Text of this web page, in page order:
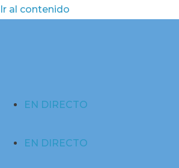
Ir al contenido
EN DIRECTO
EN DIRECTO